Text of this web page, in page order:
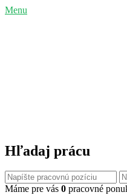
Menu
Hľadaj prácu
Máme pre vás 0 pracovné